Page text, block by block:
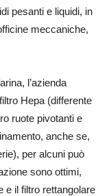
pesanti e liquidi, in
meccaniche,
l’azienda
Hepa (differente
ruote pivotanti e
anche se,
per alcuni può
sono ottimi,
e il filtro rettangolare